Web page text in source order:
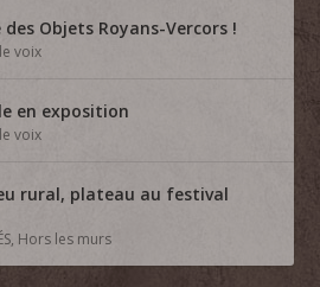
des Objets Royans-Vercors !
voix
en exposition
voix
rural, plateau au festival
, Hors les murs